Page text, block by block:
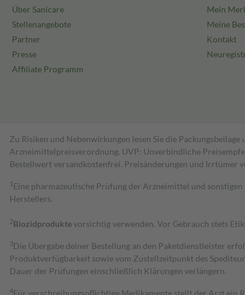
Über Sanicare
Stellenangebote
Partner
Presse
Affiliate Programm
Mein
Meine
Kontakt
Zu Risiken und Nebenwirkungen lesen Sie die
Arzneimittelpreisverordnung. UVP: Unverbindliche
Bestell­wert versand­kosten­frei. Preisänderungen und Irrtümer
1 Eine pharmazeutische Prüfung der Arzneimittel und
Herstellers.
2Biozidproduktevorsichtig verwenden. Vor Gebrauch stets
3Die Übergabe deiner Bestellung an den Paketdienstleister
Produktverfügbarkeit sowie vom Zustellzeitpunkt des
Dauer der Prüfungen einschließlich Klärungen verlängern.
4Für verschreibungspflichtige Medikamente stellt der Arzt ein